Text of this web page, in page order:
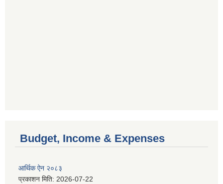
Budget, Income & Expenses
आर्थिक ऐन २०८३
प्रकाशन मिति: 2026-07-22